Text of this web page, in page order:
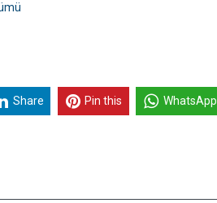
Share Pin this WhatsApp